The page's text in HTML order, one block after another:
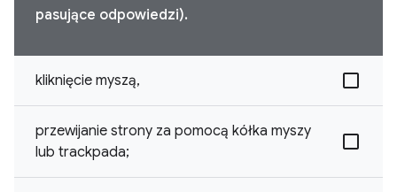
pasujące odpowiedzi).
kliknięcie myszą,
przewijanie strony za pomocą kółka myszy
lub trackpada;